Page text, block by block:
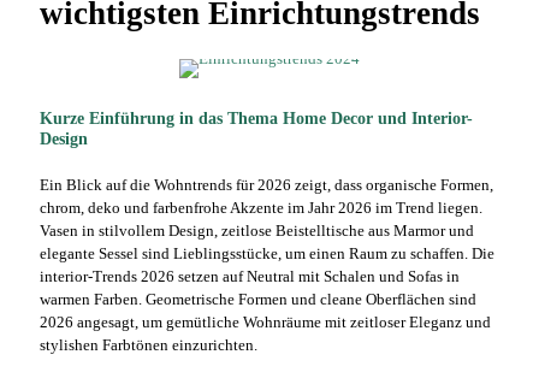
wichtigsten Einrichtungstrends
Kurze Einführung in das Thema Home Decor und Interior-
Design
Ein Blick auf die Wohntrends für 2026 zeigt, dass organische Formen,
chrom, deko und farbenfrohe Akzente im Jahr 2026 im Trend liegen.
Vasen in stilvollem Design, zeitlose Beistelltische aus Marmor und
elegante Sessel sind Lieblingsstücke, um einen Raum zu schaffen. Die
interior-Trends 2026 setzen auf Neutral mit Schalen und Sofas in
warmen Farben. Geometrische Formen und cleane Oberflächen sind
2026 angesagt, um gemütliche Wohnräume mit zeitloser Eleganz und
stylishen Farbtönen einzurichten.